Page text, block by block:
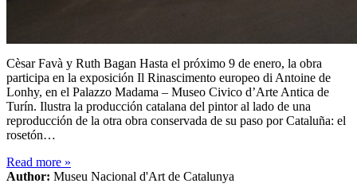
Cèsar Favà y Ruth Bagan Hasta el próximo 9 de enero, la obra
participa en la exposición Il Rinascimento europeo di Antoine de
Lonhy, en el Palazzo Madama – Museo Civico d’Arte Antica de
Turín. Ilustra la producción catalana del pintor al lado de una
reproducción de la otra obra conservada de su paso por Cataluña: el
rosetón…
Read more »
Author: Museu Nacional d'Art de Catalunya